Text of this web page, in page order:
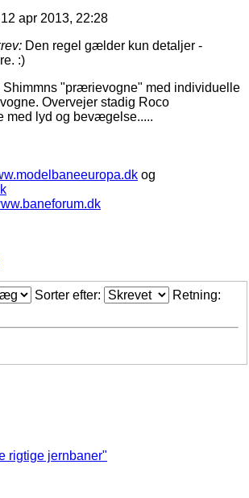
12 apr 2013, 22:28
Den regel gælder kun detaljer -
:)
Shimmns "prærievogne" med individuelle
Overvejer stadig Roco
med lyd og bevægelse.....
og
Sorter efter: Retning:
rigtige jernbaner"